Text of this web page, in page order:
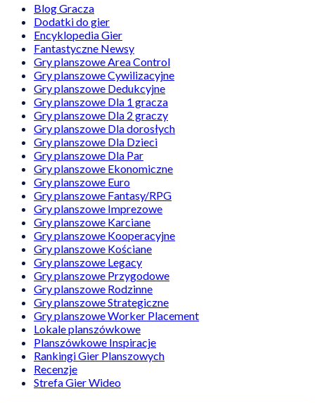
Blog Gracza
Dodatki do gier
Encyklopedia Gier
Fantastyczne Newsy
Gry planszowe Area Control
Gry planszowe Cywilizacyjne
Gry planszowe Dedukcyjne
Gry planszowe Dla 1 gracza
Gry planszowe Dla 2 graczy
Gry planszowe Dla dorosłych
Gry planszowe Dla Dzieci
Gry planszowe Dla Par
Gry planszowe Ekonomiczne
Gry planszowe Euro
Gry planszowe Fantasy/RPG
Gry planszowe Imprezowe
Gry planszowe Karciane
Gry planszowe Kooperacyjne
Gry planszowe Kościane
Gry planszowe Legacy
Gry planszowe Przygodowe
Gry planszowe Rodzinne
Gry planszowe Strategiczne
Gry planszowe Worker Placement
Lokale planszówkowe
Planszówkowe Inspiracje
Rankingi Gier Planszowych
Recenzje
Strefa Gier Wideo